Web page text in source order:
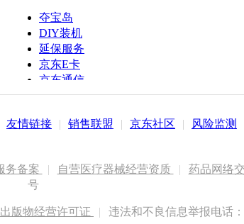
夺宝岛
DIY装机
延保服务
京东E卡
京东通信
京鱼座智能
友情链接 | 销售联盟 | 京东社区 | 风险监测
务备案 | 自营医疗器械经营资质 | 药品网络
号
出版物经营许可证 | 违法和不良信息举报电话：